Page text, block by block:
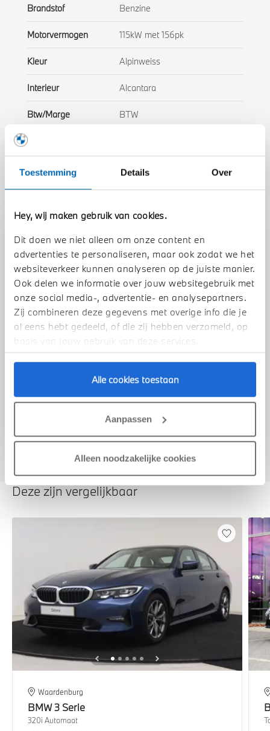
Toestemming Details Over
Hey, wij maken gebruik van cookies.
Dit doen we niet alleen om onze content en
advertenties te personaliseren, maar ook zodat we het
websiteverkeer kunnen analyseren op de juiste manier.
Ook delen we informatie over jouw websitegebruik met
onze social media-, advertentie- en analysepartners.
Zij combineren deze gegevens met overige info die je
al eens hebt gedeeld, of die zij hebben verzameld, op
basis van jouw gebruik van deze services.
Alle cookies toestaan
Aanpassen
Alleen noodzakelijke cookies
Uw auto inruilen?
U vertelt meer over uw auto
We verrekenen de waarde van uw auto
Brandstof Benzine
Motorvermogen 115kW met 156pk
Kleur Alpinweiss
Interieur Alcantara
Btw/Marge BTW
Toon alle eigenschappen
Deze zijn vergelijkbaar
Waardenburg
BMW3 Serie
320i Automaat